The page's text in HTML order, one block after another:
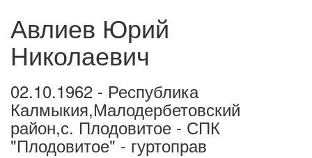
Авлиев Юрий
Николаевич
02.10.1962 - Республика
Калмыкия,Малодербетовский
район,с. Плодовитое - СПК
"Плодовитое" - гуртоправ